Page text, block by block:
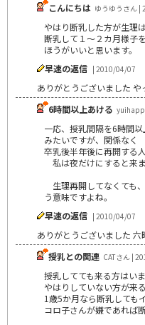
こんにちは ゆうゆうさん
やはり断乳した方が生理
断乳して１～２カ月様子
ほうがいいと思います。
早速の返信 | 2010/04/07
ありがとうございました や
6時間以上あける
一応、授乳間隔を6時間
みたいですが、関係なく
卒乳後半年後に再開する
私は夜だけにすると来ま
生理再開してなくても
う意味ですよね。
早速の返信 | 2010/04/07
ありがとうございました
授乳との関連 CATさん |
授乳してても来る方はい
やはりしていない方が来
1歳5か月なら断乳しても
コロ子さんが嫌であれば